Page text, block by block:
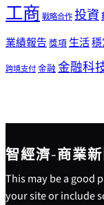
工商 戰略合作投資
業績報告 獎項生活
跨境支付金融 金融科
智經濟-商業
This may be a good
your site or include